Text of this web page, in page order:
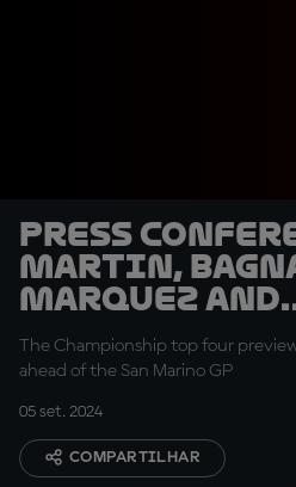
Press
Martin,
Marquez and
Bastianini
The Championship top four
ahead of the San Marino GP
05 set. 2024
COMPARTILHAR